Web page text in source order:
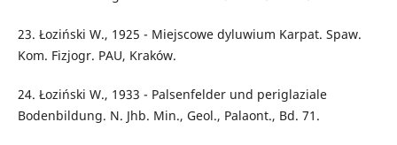
23. Łoziński W., 1925 - Miejscowe dyluwium Karpat. Spaw.
Kom. Fizjogr. PAU, Kraków.
24. Łoziński W., 1933 - Palsenfelder und periglaziale
Bodenbildung. N. Jhb. Min., Geol., Palaont., Bd. 71.